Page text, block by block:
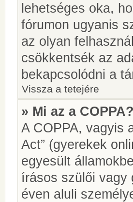
lehetséges oka,
fórumon ugyanis
az olyan
csökkentsék az
bekapcsolódni a
Vissza a tetejére
» Mi az a COPPA?
A COPPA, vagyis
Act” (gyerekek
egyesült
írásos szülői vagy
éven aluli